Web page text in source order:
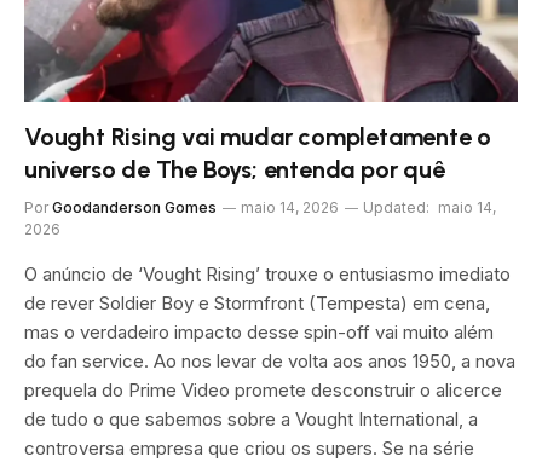
Vought Rising vai mudar completamente o
universo de The Boys; entenda por quê
Por Goodanderson Gomes maio 14, 2026 Updated: maio 14,
2026
O anúncio de ‘Vought Rising’ trouxe o entusiasmo imediato
de rever Soldier Boy e Stormfront (Tempesta) em cena,
mas o verdadeiro impacto desse spin-off vai muito além
do fan service. Ao nos levar de volta aos anos 1950, a nova
prequela do Prime Video promete desconstruir o alicerce
de tudo o que sabemos sobre a Vought International, a
controversa empresa que criou os supers. Se na série